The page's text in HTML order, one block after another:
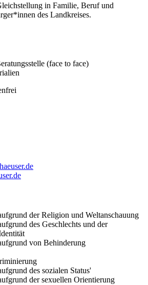
in Familie, Beruf und
des Landkreises.
(face to face)
der Religion und Weltanschauung
des Geschlechts und der
von Behinderung
des sozialen Status'
der sexuellen Orientierung